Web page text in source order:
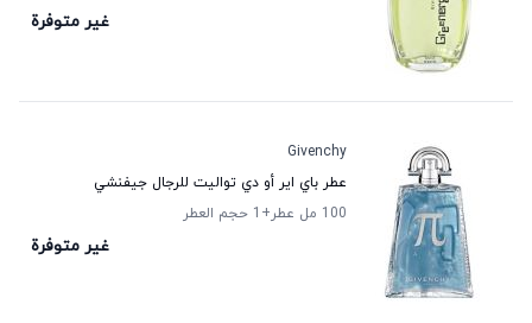
غير متوفرة
Givenchy
عطر باي اير أو دي تواليت للرجال جيفنشي
100 مل عطر
+1 حجم العطر
غير متوفرة